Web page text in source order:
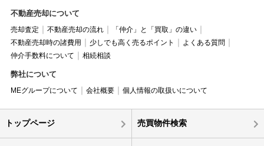
不動産売却について
売却査定 不動産売却の流れ
「仲介」と「買取」の違い
不動産売却時の諸費用
少しでも高く売るポイント
よくある質問
仲介手数料について
相続相談
弊社について
MEグループについて 会社概要 個人情報の取扱いについて
トップページ 売買物件検索